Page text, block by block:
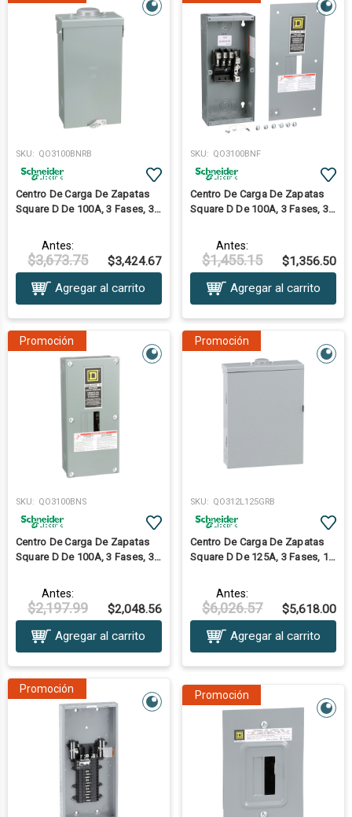
SKU: QO3100BNRB
Centro De Carga De Zapatas
Square D De 100A, 3 Fases, 3
Neutro
Antes:
$3,673.75
$3,424.67
Agregar al carrito
SKU: QO3100BNF
Centro De Carga De Zapatas
Square D De 100A, 3 Fases, 3
Barra De Neutro
Antes:
$1,455.15
$1,356.50
Agregar al carrito
Promoción
SKU: QO3100BNS
Centro De Carga De Zapatas
Square D De 100A, 3 Fases, 3
Sobreponer, Barra De Neutro
Antes:
$2,197.99
$2,048.56
Agregar al carrito
Promoción
SKU: QO312L125GRB
Centro De Carga De Zapatas
Square D De 125A, 3 Fases, 12
Antes:
$6,026.57
$5,618.00
Agregar al carrito
Promoción Promoción